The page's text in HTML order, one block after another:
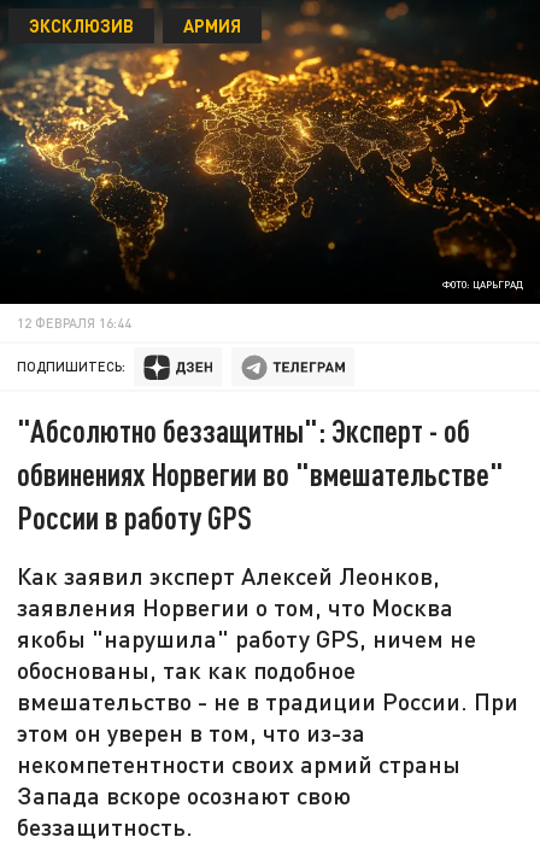
ФОТО: ЦАРЬГРАД
ЭКСКЛЮЗИВ АРМИЯ
12 ФЕВРАЛЯ 16:44
ПОДПИШИТЕСЬ:
"Абсолютно беззащитны": Эксперт - об
обвинениях Норвегии во "вмешательстве"
России в работу GPS
Как заявил эксперт Алексей Леонков,
заявления Норвегии о том, что Москва
якобы "нарушила" работу GPS, ничем не
обоснованы, так как подобное
вмешательство - не в традиции России. При
этом он уверен в том, что из-за
некомпетентности своих армий страны
Запада вскоре осознают свою
беззащитность.